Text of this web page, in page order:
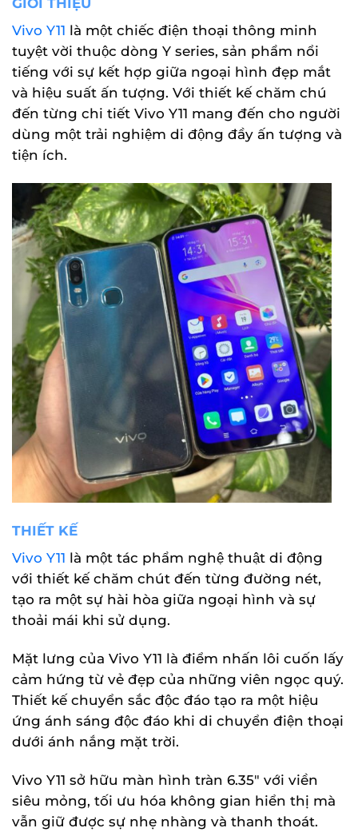
Vivo Y11 là một chiếc điện thoại thông minh
tuyệt vời thuộc dòng Y series, sản phẩm nổi
tiếng với sự kết hợp giữa ngoại hình đẹp mắt
và hiệu suất ấn tượng. Với thiết kế chăm chú
đến từng chi tiết Vivo Y11 mang đến cho người
dùng một trải nghiệm di động đầy ấn tượng và
tiện ích.
THIẾT KẾ
Vivo Y11 là một tác phẩm nghệ thuật di động
với thiết kế chăm chút đến từng đường nét,
tạo ra một sự hài hòa giữa ngoại hình và sự
thoải mái khi sử dụng.
Mặt lưng của Vivo Y11 là điểm nhấn lôi cuốn lấy
cảm hứng từ vẻ đẹp của những viên ngọc quý.
Thiết kế chuyển sắc độc đáo tạo ra một hiệu
ứng ánh sáng độc đáo khi di chuyển điện thoại
dưới ánh nắng mặt trời.
Vivo Y11 sở hữu màn hình tràn 6.35″ với viền
siêu mỏng, tối ưu hóa không gian hiển thị mà
vẫn giữ được sự nhẹ nhàng và thanh thoát.